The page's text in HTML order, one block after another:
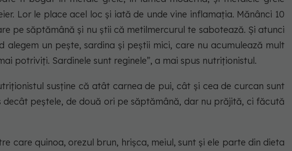
Lor le place acel loc și iată de unde vine inflamația. Mănânci 10
pe săptămână și nu știi că metilmercurul te sabotează. Și atunci
alegem un pește, sardina și peștii mici, care nu acumulează mult
potriviți. Sardinele sunt reginele”, a mai spus nutriționistul.
susține că atât carnea de pui, cât și cea de curcan sunt
decât peștele, de două ori pe săptămână, dar nu prăjită, ci făcută
care quinoa, orezul brun, hrișca, meiul, sunt și ele parte din dieta